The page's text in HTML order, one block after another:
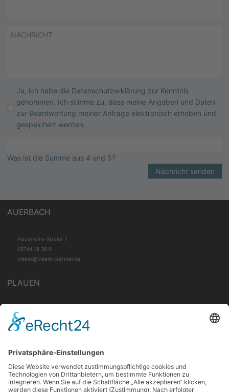
Ja, ich habe die Datenschutzerklärung zur Kenntnis
genommen. Ich stimme zu, dass meine Angaben und Daten
zur Beantwortung meiner Anfrage elektronisch erhoben und
gespeichert werden.
Was ist die Summe aus 4 und 5?
Nachricht senden
AUERBACH
Plauensche Straße 7
03744 18 36 0
treeck@treeck-partner.de
PLAUEN
03741 280 75 50
treeck@treeck-partner.de
FALKENSTEIN
Eisenbahnstraße 3
03745 74 47 93